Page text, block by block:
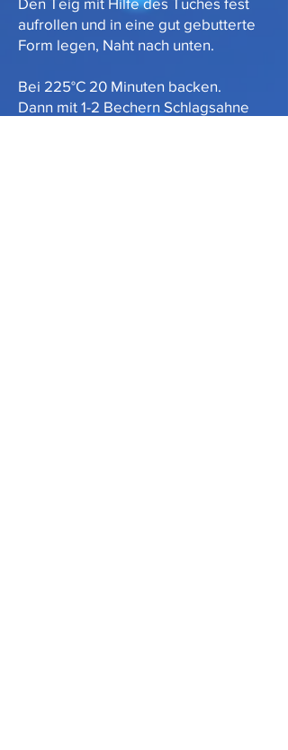
aufrollen und in eine gut gebutterte
Form legen, Naht nach unten.
Bei 225°C 20 Minuten backen.
Dann mit 1-2 Bechern Schlagsahne